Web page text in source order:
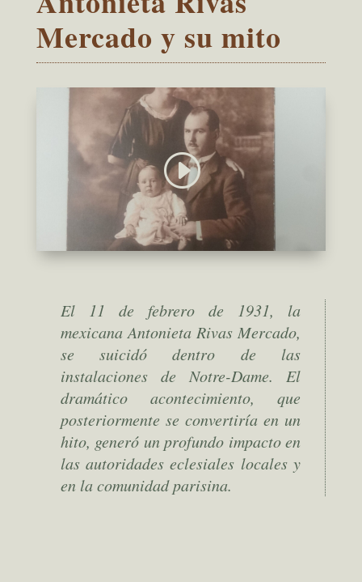
Mercado y su mito
El 11 de febrero de 1931, la
mexicana Antonieta Rivas Mercado,
se suicidó dentro de las
instalaciones de Notre-Dame. El
dramático acontecimiento, que
posteriormente se convertiría en un
hito, generó un profundo impacto en
las autoridades eclesiales locales y
en la comunidad parisina.